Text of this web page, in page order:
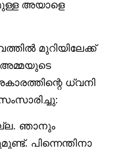
അയാളെ
മുറിയിലേക്ക്
അമ്മയുടെ
ധ്വനി
ഞാനും
പിന്നെന്തിനാ